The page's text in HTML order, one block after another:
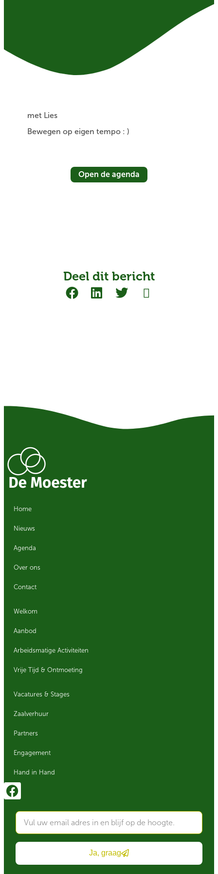
met Lies
Bewegen op eigen tempo : )
Open de agenda
Deel dit bericht
Home
Nieuws
Agenda
Over ons
Contact
Welkom
Aanbod
Arbeidsmatige Activiteiten
Vrije Tijd & Ontmoeting
Vacatures & Stages
Zaalverhuur
Partners
Engagement
Hand in Hand
Ja, graag